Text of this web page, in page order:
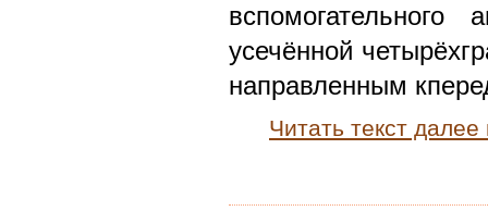
усечённой
направленным
Читать текст